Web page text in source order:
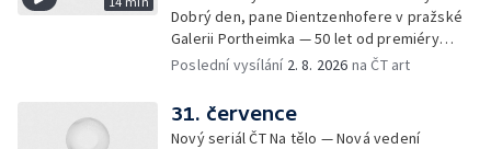
Dobrý den, pane Dientzenhofere v pražské
Galerii Portheimka — 50 let od premiéry
filmu Na samotě u lesa — Krátké zprávy z
Mercury
Poslední vysílání 2. 8. 2026 na ČT art
31. července
Nový seriál ČT Na tělo — Nová vedení